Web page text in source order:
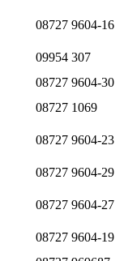
08727 9604-16
09954 307
08727 9604-30
08727 1069
08727 9604-23
08727 9604-29
08727 9604-27
08727 9604-19